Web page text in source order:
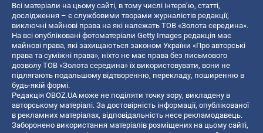
Всі матеріали на цьому сайті, в тому числі інтерв’ю, статті,
дослідження – є службовими творами журналістів редакції,
виключні майнові права на які належать ТОВ «Золота середина».
На всі опубліковані фотоматеріали Getty Images редакція має
майнові права, які захищаються законом України «Про авторські
права та суміжні права», ніхто не має права без письмового
дозволу ТОВ «Золота середина» їх використовувати, вони не
підлягають подальшому відтворенню, перекладу, поширенню в
будь-якій формі.
Редакція OBOZ.UA може не поділяти точку зору, викладену в
авторському матеріалі. За достовірність інформації, опублікованої
в рекламних матеріалах, відповідальність несе рекламодавець.
Заборонено використання матеріалів розміщених на цьому сайті,